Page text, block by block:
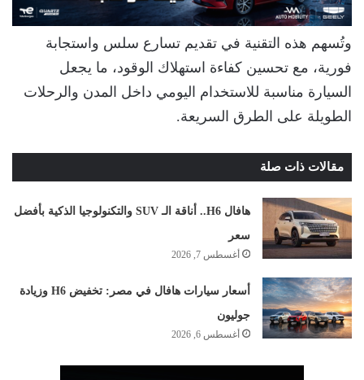
وتُسهم هذه التقنية في تقديم تسارع سلس واستجابة
فورية، مع تحسين كفاءة استهلاك الوقود، ما يجعل
السيارة مناسبة للاستخدام اليومي داخل المدن والرحلات
الطويلة على الطرق السريعة.
مقالات ذات صلة
هافال H6.. أناقة الـ SUV والتكنولوجيا الذكية بأفضل
سعر
أغسطس 7, 2026
أسعار سيارات هافال في مصر: تخفيض H6 وزيادة
جوليون
أغسطس 6, 2026